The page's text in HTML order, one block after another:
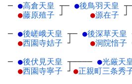
─ ●高倉天皇 ┬
●藤原殖子 ┘
─ ●後鳥羽天皇 ┬
●源在子 ┘
─ ●後嵯峨天皇 ┬
●西園寺姞子 ┘
─ ●後深草天皇
●洞院愔子
─ ●後伏見天皇 ┬
●西園寺寧子 ┘
──── ●光厳天
●正親町三条秀